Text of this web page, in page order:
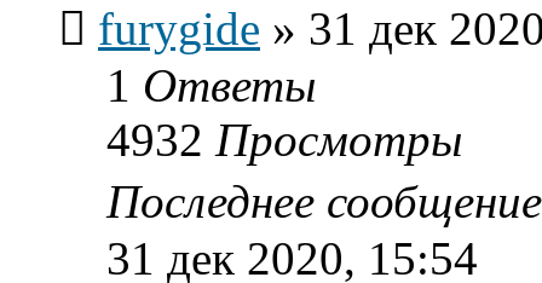
furygide » 31 дек
1 Ответы
4932 Просмотры
Последнее
31 дек 2020, 15:54